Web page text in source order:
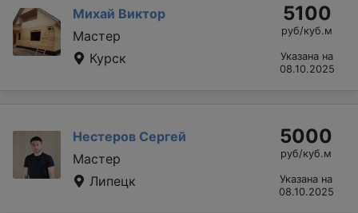
Михай Виктор
Мастер
Курск
5100
руб/куб.м
Указана на
08.10.2025
Нестеров Сергей
Мастер
Липецк
5000
руб/куб.м
Указана на
08.10.2025